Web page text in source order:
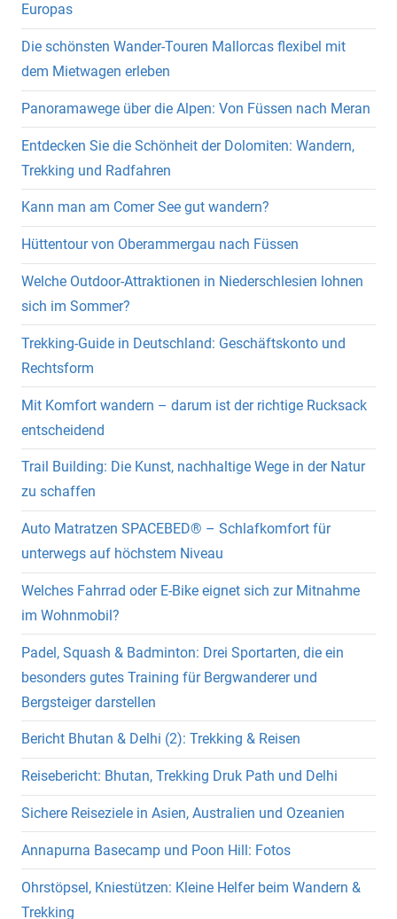
Europas
Die schönsten Wander-Touren Mallorcas flexibel mit
dem Mietwagen erleben
Panoramawege über die Alpen: Von Füssen nach Meran
Entdecken Sie die Schönheit der Dolomiten: Wandern,
Trekking und Radfahren
Kann man am Comer See gut wandern?
Hüttentour von Oberammergau nach Füssen
Welche Outdoor-Attraktionen in Niederschlesien lohnen
sich im Sommer?
Trekking-Guide in Deutschland: Geschäftskonto und
Rechtsform
Mit Komfort wandern – darum ist der richtige Rucksack
entscheidend
Trail Building: Die Kunst, nachhaltige Wege in der Natur
zu schaffen
Auto Matratzen SPACEBED® – Schlafkomfort für
unterwegs auf höchstem Niveau
Welches Fahrrad oder E-Bike eignet sich zur Mitnahme
im Wohnmobil?
Padel, Squash & Badminton: Drei Sportarten, die ein
besonders gutes Training für Bergwanderer und
Bergsteiger darstellen
Bericht Bhutan & Delhi (2): Trekking & Reisen
Reisebericht: Bhutan, Trekking Druk Path und Delhi
Sichere Reiseziele in Asien, Australien und Ozeanien
Annapurna Basecamp und Poon Hill: Fotos
Ohrstöpsel, Kniestützen: Kleine Helfer beim Wandern &
Trekking